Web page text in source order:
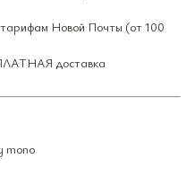
тарифам Новой Почты (от 100
доставка
mono